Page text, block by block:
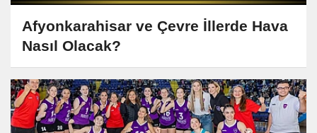
Afyonkarahisar ve Çevre İllerde Hava
Nasıl Olacak?